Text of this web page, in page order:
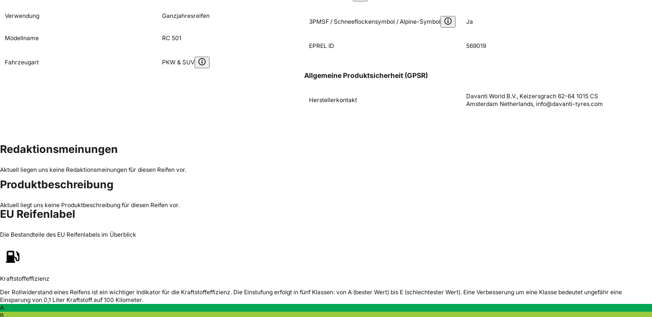
Verwendung Ganzjahresreifen
Modellname RC 501
Fahrzeugart PKW & SUV
3PMSF / Schneeflockensymbol / Alpine-Symbol Ja
EPREL ID 569019
Allgemeine Produktsicherheit (GPSR)
Herstellerkontakt
Davanti World B.V., Keizersgrach 62-64 1015 CS
Amsterdam Netherlands, info@davanti-tyres.com
Redaktionsmeinungen
Aktuell liegen uns keine Redaktionsmeinungen für diesen Reifen vor.
Produktbeschreibung
Aktuell liegt uns keine Produktbeschreibung für diesen Reifen vor.
EU Reifenlabel
Die Bestandteile des EU Reifenlabels im Überblick
Kraftstoffeffizienz
Der Rollwiderstand eines Reifens ist ein wichtiger Indikator für die Kraftstoffeffizienz. Die Einstufung erfolgt in fünf Klassen: von A (bester Wert) bis E (schlechtester Wert). Eine Verbesserung um eine Klasse bedeutet ungefähr eine
Einsparung von 0,1 Liter Kraftstoff auf 100 Kilometer.
A
B